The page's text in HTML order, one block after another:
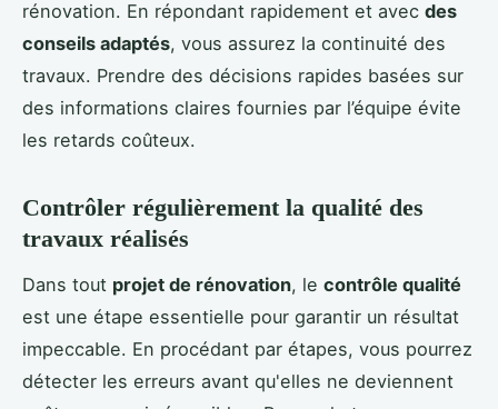
rénovation. En répondant rapidement et avec des
conseils adaptés, vous assurez la continuité des
travaux. Prendre des décisions rapides basées sur
des informations claires fournies par l’équipe évite
les retards coûteux.
Contrôler régulièrement la qualité des
travaux réalisés
Dans tout projet de rénovation, le contrôle qualité
est une étape essentielle pour garantir un résultat
impeccable. En procédant par étapes, vous pourrez
détecter les erreurs avant qu'elles ne deviennent